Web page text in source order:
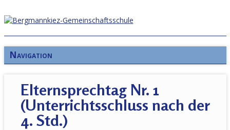
Navigation
Elternsprechtag Nr. 1
(Unterrichtsschluss nach der
4. Std.)